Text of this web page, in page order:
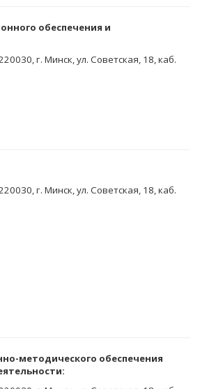
обеспечения и
г. Минск, ул. Советская, 18, каб.
г. Минск, ул. Советская, 18, каб.
методического обеспечения
: